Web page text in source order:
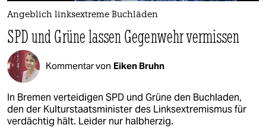
Angeblich linksextreme Buchläden
SPD und Grüne lassen Gegenwehr vermissen
Kommentar von Eiken Bruhn
In Bremen verteidigen SPD und Grüne den Buchladen,
den der Kulturstaatsminister des Linksextremismus für
verdächtig hält. Leider nur halbherzig.